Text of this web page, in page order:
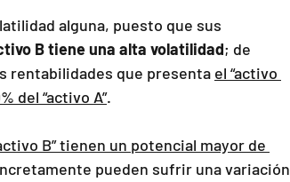
alguna, puesto que sus
B tiene una alta volatilidad; de
rentabilidades que presenta el “activo
del “activo A”.
B” tienen un potencial mayor de
pueden sufrir una variación